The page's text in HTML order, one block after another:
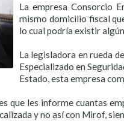
La empresa Consorcio
mismo domicilio fiscal
lo cual podría existir
La legisladora en rueda
Especializado en
Estado, esta empresa
que les informe cuantas
y no así con Mirof,